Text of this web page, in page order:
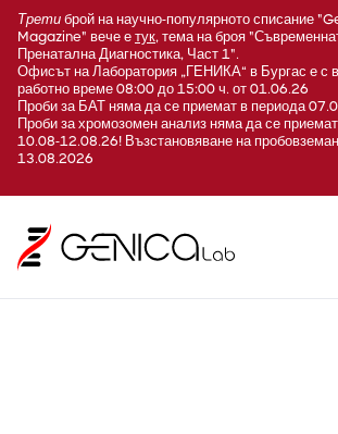
Трети брой на научно-популярното списание
Magazine" вече е тук, тема на броя
Пренатална Диагностика, Част 1".
Офисът на Лаборатория „ГЕНИКА“ в Бургас е с
работно време 08:00 до 15:00 ч. от 01.06.26
Проби за БАТ няма да се приемат в периода
Проби за хромозомен анализ няма да се
10.08-12.08.26! Възстановяване на
13.08.2026